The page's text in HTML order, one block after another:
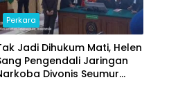
Perkara
Jadi Dihukum Mati, Helen
Pengendali Jaringan
Divonis Seumur